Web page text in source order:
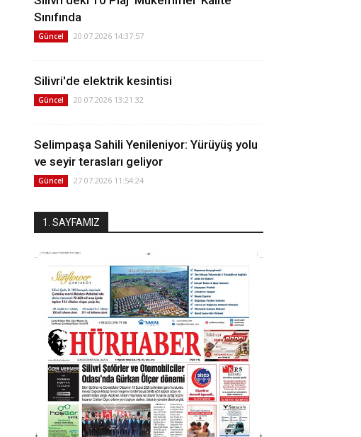
Sınıfında
Güncel 20.07.2026 14:37:57
Silivri'de elektrik kesintisi
Güncel 20.07.2026 13:21:32
Selimpaşa Sahili Yenileniyor: Yürüyüş yolu
ve seyir terasları geliyor
Güncel 27.07.2026 11:54:24
1. SAYFAMIZ